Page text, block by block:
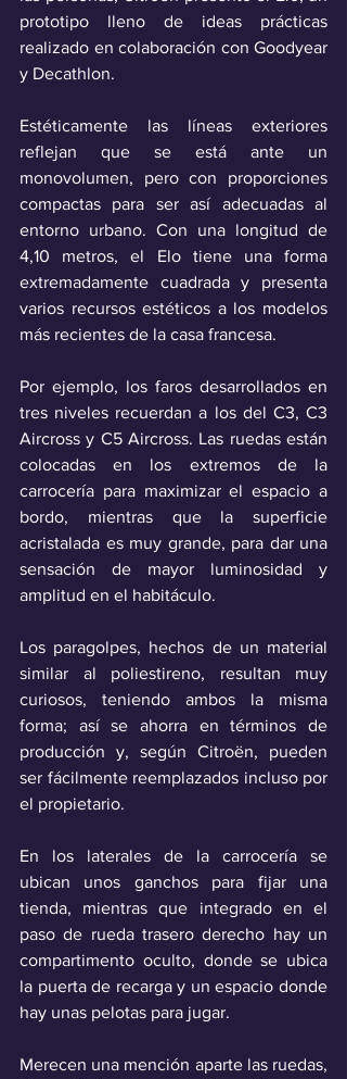
prototipo lleno de ideas prácticas
realizado en colaboración con Goodyear
y Decathlon.
Estéticamente las líneas exteriores
reflejan que se está ante un
monovolumen, pero con proporciones
compactas para ser así adecuadas al
entorno urbano. Con una longitud de
4,10 metros, el Elo tiene una forma
extremadamente cuadrada y presenta
varios recursos estéticos a los modelos
más recientes de la casa francesa.
Por ejemplo, los faros desarrollados en
tres niveles recuerdan a los del C3, C3
Aircross y C5 Aircross. Las ruedas están
colocadas en los extremos de la
carrocería para maximizar el espacio a
bordo, mientras que la superficie
acristalada es muy grande, para dar una
sensación de mayor luminosidad y
amplitud en el habitáculo.
Los paragolpes, hechos de un material
similar al poliestireno, resultan muy
curiosos, teniendo ambos la misma
forma; así se ahorra en términos de
producción y, según Citroën, pueden
ser fácilmente reemplazados incluso por
el propietario.
En los laterales de la carrocería se
ubican unos ganchos para fijar una
tienda, mientras que integrado en el
paso de rueda trasero derecho hay un
compartimento oculto, donde se ubica
la puerta de recarga y un espacio donde
hay unas pelotas para jugar.
Merecen una mención aparte las ruedas,